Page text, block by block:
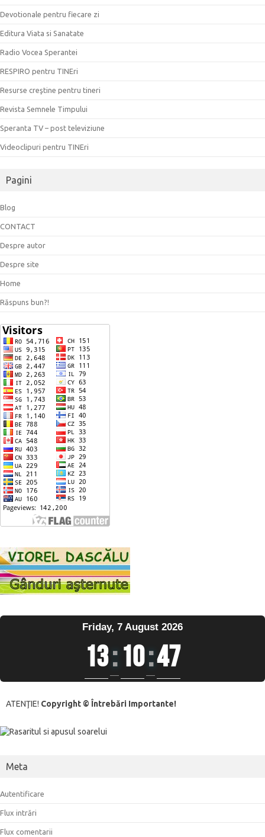
Devotionale pentru fiecare zi
Editura Viata si Sanatate
Radio Vocea Sperantei
RESPIRO pentru TINEri
Resurse creştine pentru tineri
Revista Semnele Timpului
Speranta TV – post televiziune
Videoclipuri pentru TINEri
Pagini
Blog
CONTACT
Despre autor
Despre site
Home
Răspuns bun?!
Friday, 7 August 2026
13:10:48
ATENŢIE! Copyright © Întrebări Importante!
Meta
Autentificare
Flux intrări
Flux comentarii